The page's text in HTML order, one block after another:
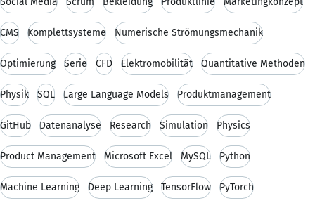
CMS Komplettsysteme Numerische Strömungsmechanik
Optimierung Serie CFD Elektromobilität Quantitative Methoden
Physik SQL Large Language Models Produktmanagement
GitHub Datenanalyse Research Simulation Physics
Product Management Microsoft Excel MySQL Python
Machine Learning Deep Learning TensorFlow PyTorch